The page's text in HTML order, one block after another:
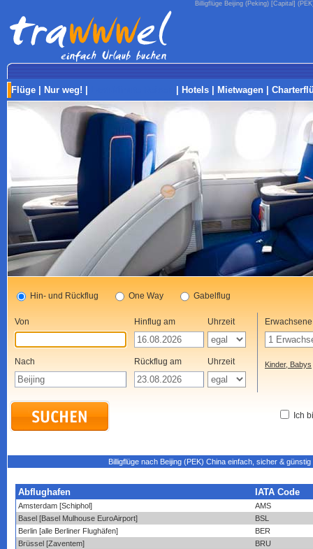
Billigflüge Beijing (Peking) [Capital]
Flüge Nur weg! Hotels Mietwagen
Hin- und Rückflug One Way Gabelflug
Von Hinflug am Uhrzeit
Nach Rückflug am Uhrzeit
Erwachsene
Kinder, Babys
Ich
Billigflüge nach Beijing (PEK) China einfach, sicher &
Abflughafen IATA Code
Amsterdam [Schiphol]
AMS
Basel [Basel Mulhouse EuroAirport]
BSL
Berlin [alle Berliner Flughäfen]
BER
Brüssel [Zaventem]
BRU